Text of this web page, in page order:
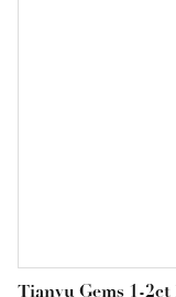
Tianyu Gems 1-